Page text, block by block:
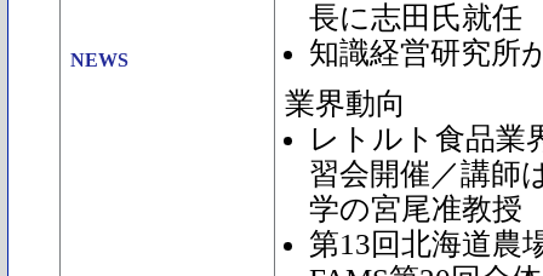
NEWS
長に志田氏就任
知識経営研究所
業界動向
レトルト食品業
習会開催／講師
学の宮尾准教授
第13回北海道農